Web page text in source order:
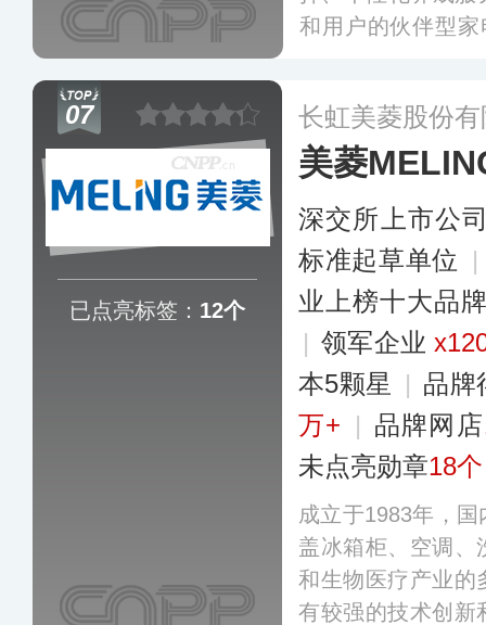
和用户的伙伴型
衣机、空调、厨
品。更多
07
已点亮标签： 12个
长虹美菱股份
美菱
深交所上市公
标准起草单位
|
业上榜十大品
| 领军企业
本5颗星
| 品牌
万+ | 品牌网店
未点亮勋章18个
成立于1983年，
盖冰箱柜、空调、
和生物医疗产业的
有较强的技术创新